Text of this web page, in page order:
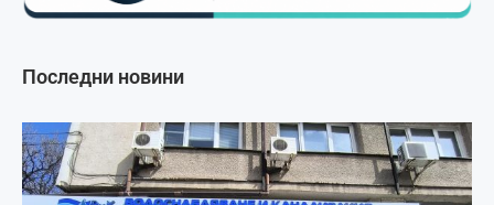
Последни новини